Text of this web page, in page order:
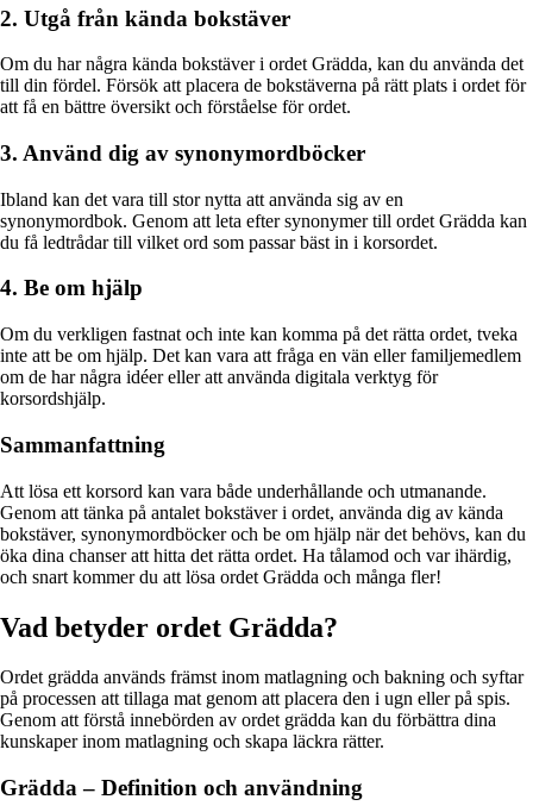
2. Utgå från kända bokstäver
Om du har några kända bokstäver i ordet Grädda, kan du använda det
till din fördel. Försök att placera de bokstäverna på rätt plats i ordet för
att få en bättre översikt och förståelse för ordet.
3. Använd dig av synonymordböcker
Ibland kan det vara till stor nytta att använda sig av en
synonymordbok. Genom att leta efter synonymer till ordet Grädda kan
du få ledtrådar till vilket ord som passar bäst in i korsordet.
4. Be om hjälp
Om du verkligen fastnat och inte kan komma på det rätta ordet, tveka
inte att be om hjälp. Det kan vara att fråga en vän eller familjemedlem
om de har några idéer eller att använda digitala verktyg för
korsordshjälp.
Sammanfattning
Att lösa ett korsord kan vara både underhållande och utmanande.
Genom att tänka på antalet bokstäver i ordet, använda dig av kända
bokstäver, synonymordböcker och be om hjälp när det behövs, kan du
öka dina chanser att hitta det rätta ordet. Ha tålamod och var ihärdig,
och snart kommer du att lösa ordet Grädda och många fler!
Vad betyder ordet Grädda?
Ordet grädda används främst inom matlagning och bakning och syftar
på processen att tillaga mat genom att placera den i ugn eller på spis.
Genom att förstå innebörden av ordet grädda kan du förbättra dina
kunskaper inom matlagning och skapa läckra rätter.
Grädda – Definition och användning